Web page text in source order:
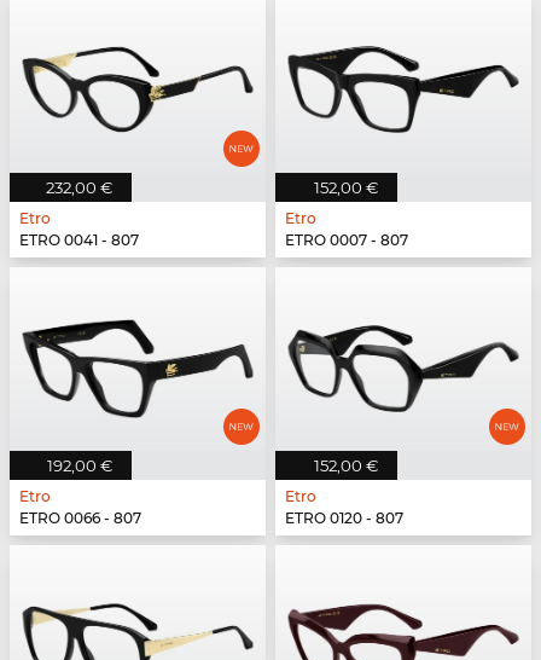
232,00 €
Etro
ETRO 0041 - 807
152,00 €
Etro
ETRO 0007 - 807
192,00 €
Etro
ETRO 0066 - 807
152,00 €
Etro
ETRO 0120 - 807